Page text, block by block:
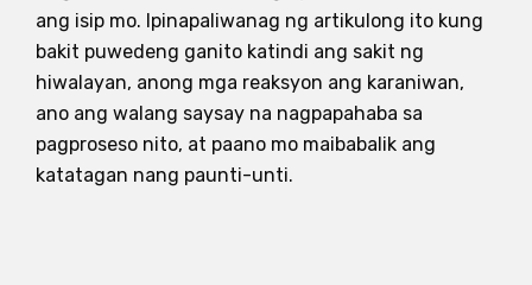
ang isip mo. Ipinapaliwanag ng artikulong ito kung
bakit puwedeng ganito katindi ang sakit ng
hiwalayan, anong mga reaksyon ang karaniwan,
ano ang walang saysay na nagpapahaba sa
pagproseso nito, at paano mo maibabalik ang
katatagan nang paunti-unti.